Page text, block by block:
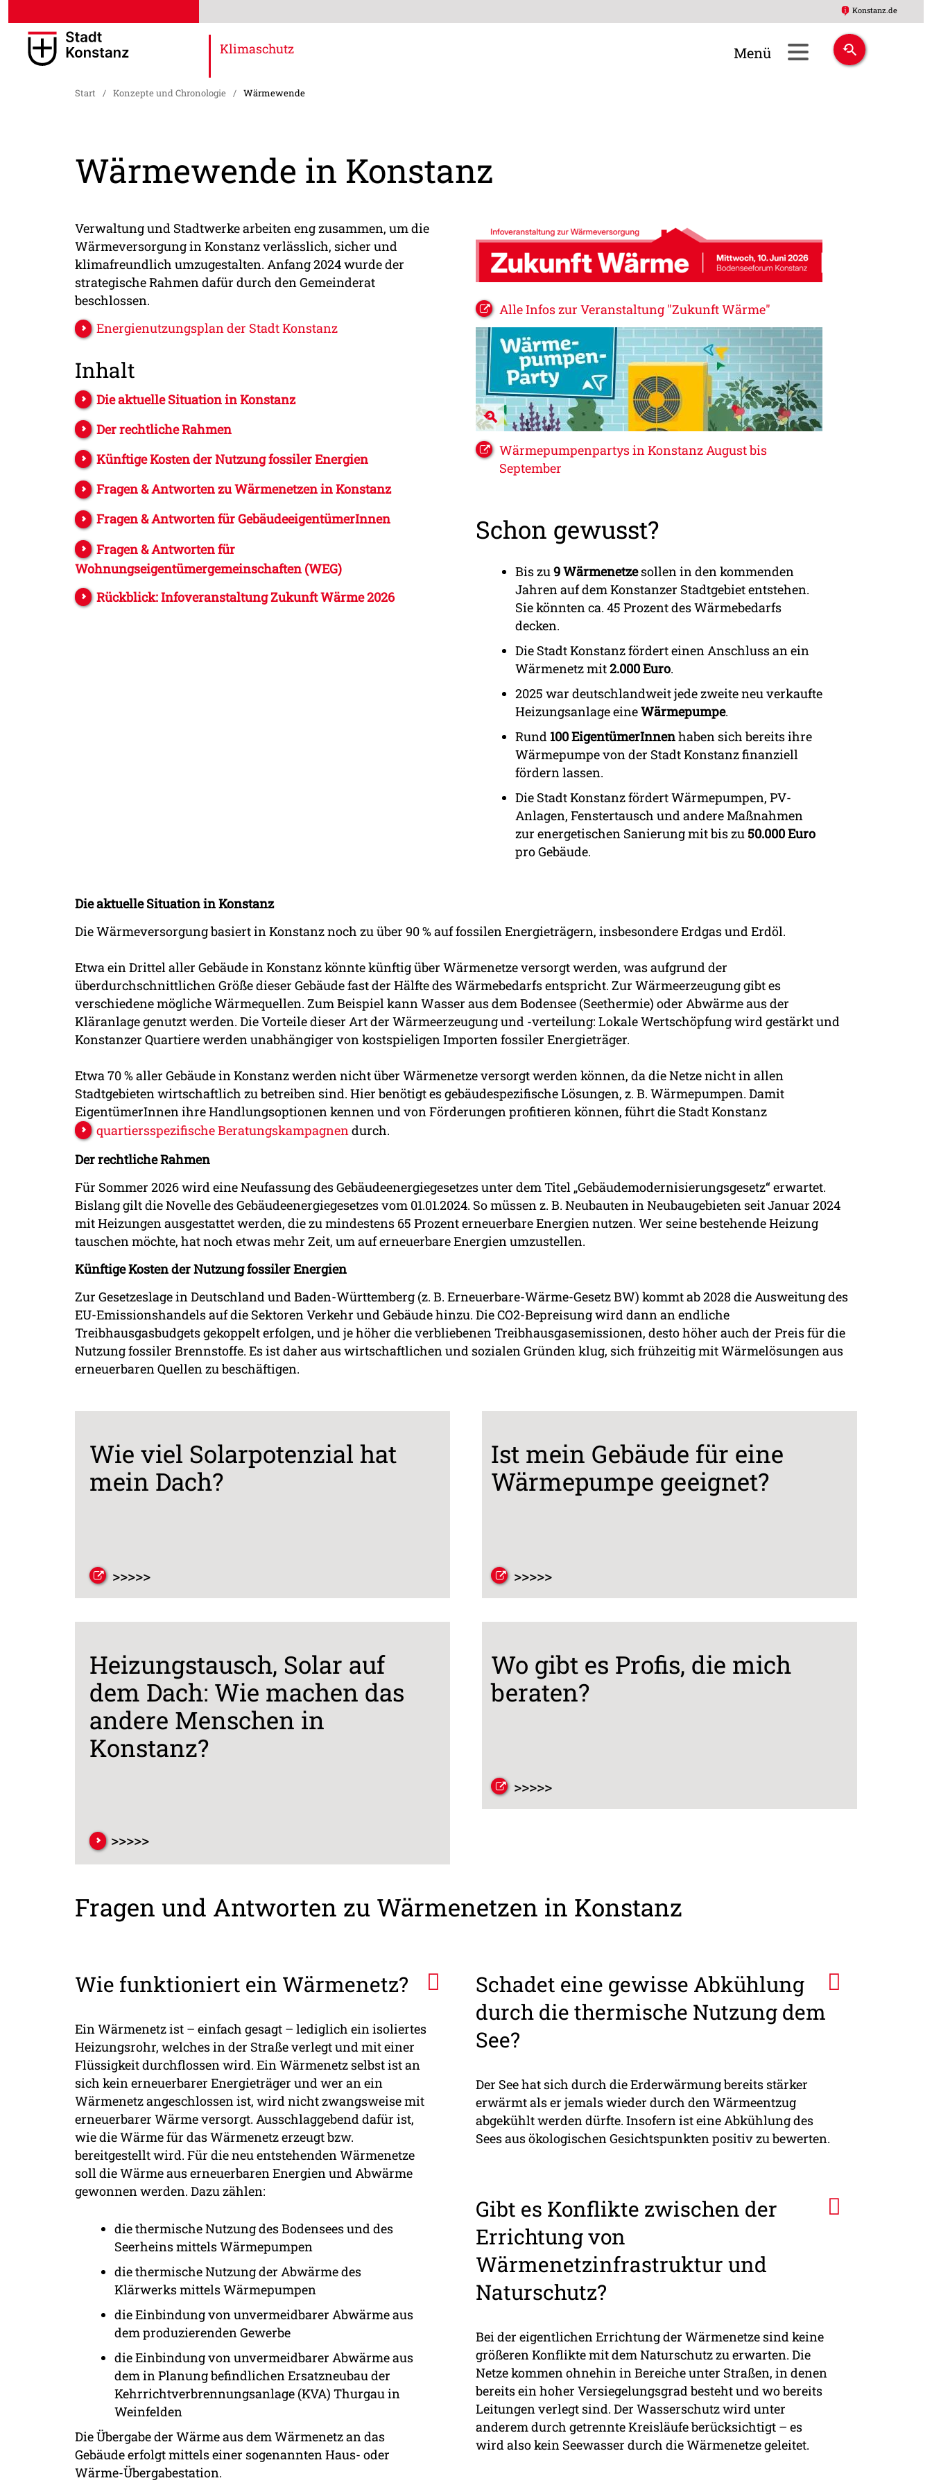
Konstanz.de
Klimaschutz
Start / Konzepte und Chronologie / Wärmewende
Wärmewende in Konstanz
Verwaltung und Stadtwerke arbeiten eng zusammen, um die
Wärmeversorgung in Konstanz verlässlich, sicher und
klimafreundlich umzugestalten. Anfang 2024 wurde der
strategische Rahmen dafür durch den Gemeinderat
beschlossen.
Energienutzungsplan der Stadt Konstanz
Inhalt
Die aktuelle Situation in Konstanz
Der rechtliche Rahmen
Künftige Kosten der Nutzung fossiler Energien
Fragen & Antworten zu Wärmenetzen in Konstanz
Fragen & Antworten für GebäudeeigentümerInnen
Fragen & Antworten für
Wohnungseigentümergemeinschaften (WEG)
Rückblick: Infoveranstaltung Zukunft Wärme 2026
Alle Infos zur Veranstaltung "Zukunft Wärme"
Wärmepumpenpartys in Konstanz August bis
September
Schon gewusst?
Bis zu 9 Wärmenetzesollen in den kommenden
Jahren auf dem Konstanzer Stadtgebiet entstehen.
Sie könnten ca. 45 Prozent des Wärmebedarfs
decken.
Die Stadt Konstanz fördert einen Anschluss an ein
Wärmenetz mit2.000 Euro.
2025 war deutschlandweit jede zweite neu verkaufte
Heizungsanlage eineWärmepumpe.
Rund 100 EigentümerInnenhaben sich bereits ihre
Wärmepumpe von der Stadt Konstanz finanziell
fördern lassen.
Die Stadt Konstanz fördert Wärmepumpen, PV-
Anlagen, Fenstertausch und andere Maßnahmen
zur energetischen Sanierung mit bis zu 50.000 Euro
pro Gebäude.
Die aktuelle Situation in Konstanz
Die Wärmeversorgung basiert in Konstanz noch zu über 90 % auf fossilen Energieträgern, insbesondere Erdgas und Erdöl.
Etwa ein Drittel aller Gebäude in Konstanz könnte künftig über Wärmenetze versorgt werden, was aufgrund der
überdurchschnittlichen Größe dieser Gebäude fast der Hälfte des Wärmebedarfs entspricht. Zur Wärmeerzeugung gibt es
verschiedene mögliche Wärmequellen. Zum Beispiel kann Wasser aus dem Bodensee (Seethermie) oder Abwärme aus der
Kläranlage genutzt werden. Die Vorteile dieser Art der Wärmeerzeugung und -verteilung: Lokale Wertschöpfung wird gestärkt und
Konstanzer Quartiere werden unabhängiger von kostspieligen Importen fossiler Energieträger.
Etwa 70 % aller Gebäude in Konstanz werden nicht über Wärmenetze versorgt werden können, da die Netze nicht in allen
Stadtgebieten wirtschaftlich zu betreiben sind. Hier benötigt es gebäudespezifische Lösungen, z. B. Wärmepumpen. Damit
EigentümerInnen ihre Handlungsoptionen kennen und von Förderungen profitieren können, führt die Stadt Konstanz
quartiersspezifische Beratungskampagnendurch.
Der rechtliche Rahmen
Für Sommer 2026 wird eine Neufassung des Gebäudeenergiegesetzes unter dem Titel „Gebäudemodernisierungsgesetz“ erwartet.
Bislang gilt die Novelle des Gebäudeenergiegesetzes vom 01.01.2024. So müssen z. B. Neubauten in Neubaugebieten seit Januar 2024
mit Heizungen ausgestattet werden, die zu mindestens 65 Prozent erneuerbare Energien nutzen. Wer seine bestehende Heizung
tauschen möchte, hat noch etwas mehr Zeit, um auf erneuerbare Energien umzustellen.
Künftige Kosten der Nutzung fossiler Energien
Zur Gesetzeslage in Deutschland und Baden-Württemberg (z. B. Erneuerbare-Wärme-Gesetz BW) kommt ab 2028 die Ausweitung des
EU-Emissionshandels auf die Sektoren Verkehr und Gebäude hinzu. Die CO2-Bepreisung wird dann an endliche
Treibhausgasbudgets gekoppelt erfolgen, und je höher die verbliebenen Treibhausgasemissionen, desto höher auch der Preis für die
Nutzung fossiler Brennstoffe. Es ist daher aus wirtschaftlichen und sozialen Gründen klug, sich frühzeitig mit Wärmelösungen aus
erneuerbaren Quellen zu beschäftigen.
Wie viel Solarpotenzial hat
mein Dach?
>>>>>
Ist mein Gebäude für eine
Wärmepumpe geeignet?
>>>>>
Heizungstausch, Solar auf
dem Dach: Wie machen das
andere Menschen in
Konstanz?
>>>>>
Wo gibt es Profis, die mich
beraten?
>>>>>
Fragen und Antworten zu Wärmenetzen in Konstanz
Wie funktioniert ein Wärmenetz?
Ein Wärmenetz ist – einfach gesagt – lediglich ein isoliertes
Heizungsrohr, welches in der Straße verlegt und mit einer
Flüssigkeit durchflossen wird. Ein Wärmenetz selbst ist an
sich kein erneuerbarer Energieträger und wer an ein
Wärmenetz angeschlossen ist, wird nicht zwangsweise mit
erneuerbarer Wärme versorgt. Ausschlaggebend dafür ist,
wie die Wärme für das Wärmenetz erzeugt bzw.
bereitgestellt wird. Für die neu entstehenden Wärmenetze
soll die Wärme aus erneuerbaren Energien und Abwärme
gewonnen werden. Dazu zählen:
die thermische Nutzung des Bodensees und des
Seerheins mittels Wärmepumpen
die thermische Nutzung der Abwärme des
Klärwerks mittels Wärmepumpen
die Einbindung von unvermeidbarer Abwärme aus
dem produzierenden Gewerbe
die Einbindung von unvermeidbarer Abwärme aus
dem in Planung befindlichen Ersatzneubau der
Kehrrichtverbrennungsanlage (KVA) Thurgau in
Weinfelden
Die Übergabe der Wärme aus dem Wärmenetz an das
Gebäude erfolgt mittels einer sogenannten Haus- oder
Wärme-Übergabestation.
Schadet eine gewisse Abkühlung
durch die thermische Nutzung dem
See?
Der See hat sich durch die Erderwärmung bereits stärker
erwärmt als er jemals wieder durch den Wärmeentzug
abgekühlt werden dürfte. Insofern ist eine Abkühlung des
Sees aus ökologischen Gesichtspunkten positiv zu bewerten.
Gibt es Konflikte zwischen der
Errichtung von
Wärmenetzinfrastruktur und
Naturschutz?
Bei der eigentlichen Errichtung der Wärmenetze sind keine
größeren Konflikte mit dem Naturschutz zu erwarten. Die
Netze kommen ohnehin in Bereiche unter Straßen, in denen
bereits ein hoher Versiegelungsgrad besteht und wo bereits
Leitungen verlegt sind. Der Wasserschutz wird unter
anderem durch getrennte Kreisläufe berücksichtigt – es
wird also kein Seewasser durch die Wärmenetze geleitet.